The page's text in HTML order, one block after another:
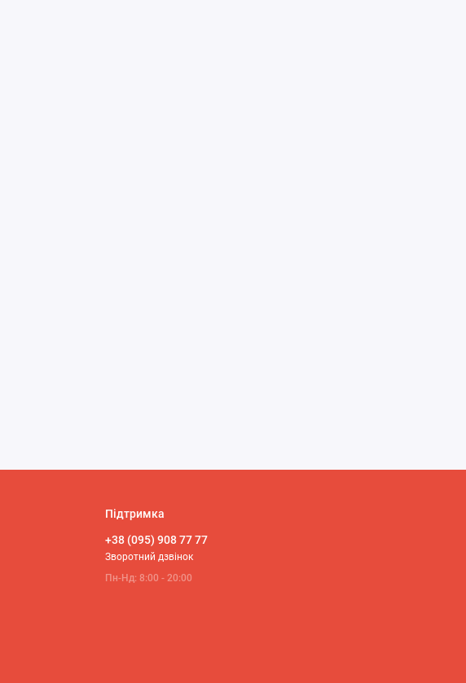
Підтримка
+38 (095) 908 77 77
Зворотний дзвінок
Пн-Нд: 8:00 - 20:00